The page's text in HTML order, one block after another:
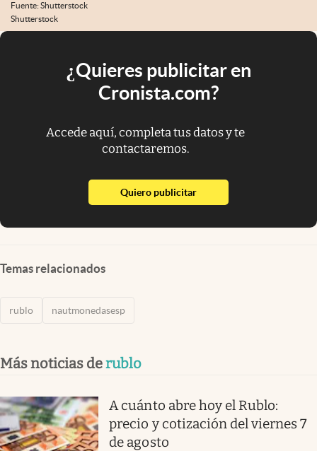
Fuente: Shutterstock
Shutterstock
¿Quieres publicitar en
Cronista.com?
Accede aquí, completa tus datos y te
contactaremos.
Quiero publicitarabre en nueva pestaña
Temas relacionados
rublo nautmonedasesp
Más noticias derublo
A cuánto abre hoy el Rublo:
precio y cotización del viernes 7
de agosto